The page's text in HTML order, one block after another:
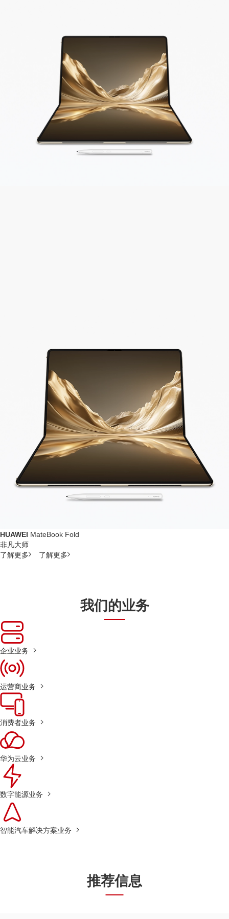
HUAWEI MateBook Fold
非凡大师
了解更多
了解更多
我们的业务
企业业务
运营商业务
消费者业务
华为云业务
数字能源业务
智能汽车解决方案业务
推荐信息